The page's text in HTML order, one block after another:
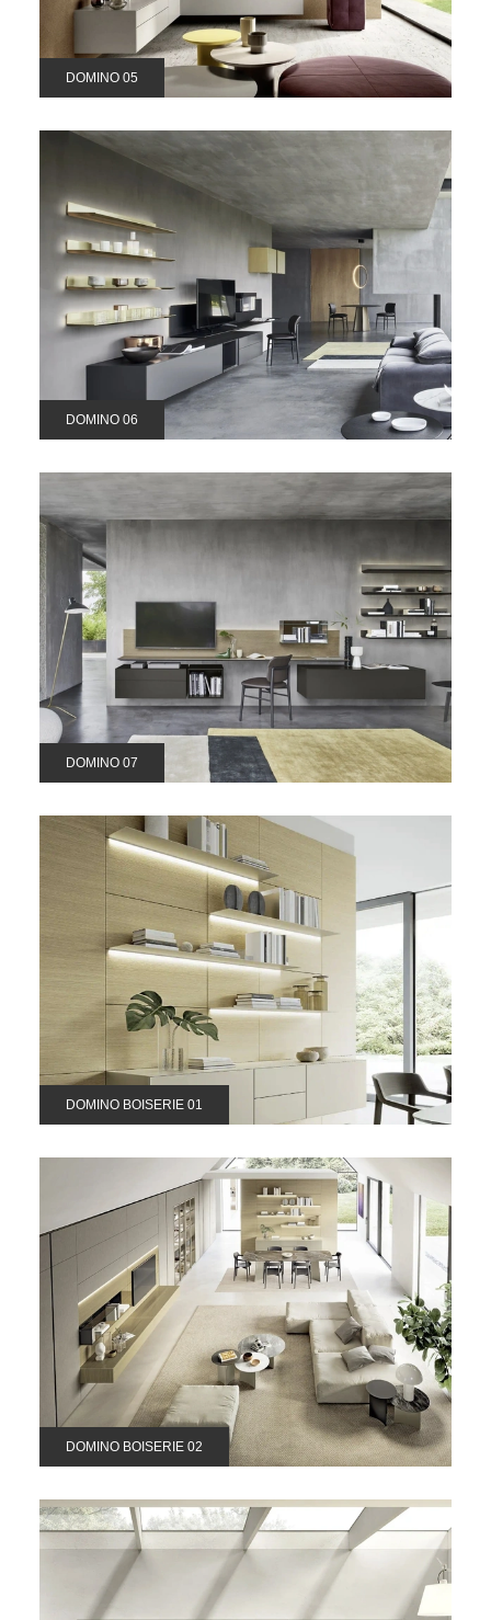
DOMINO 05
DOMINO 06
DOMINO 07
DOMINO BOISERIE 01
DOMINO BOISERIE 02